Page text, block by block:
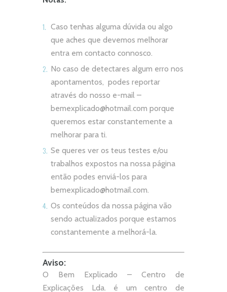
Caso tenhas alguma dúvida ou algo
que aches que devemos melhorar
entra em contacto connosco.
No caso de detectares algum erro nos
apontamentos, podes reportar
através do nosso e-mail –
bemexplicado@hotmail.com porque
queremos estar constantemente a
melhorar para ti.
Se queres ver os teus testes e/ou
trabalhos expostos na nossa página
então podes enviá-los para
bemexplicado@hotmail.com.
Os conteúdos da nossa página vão
sendo actualizados porque estamos
constantemente a melhorá-la.
Aviso:
O Bem Explicado – Centro de
Explicações Lda. é um centro de